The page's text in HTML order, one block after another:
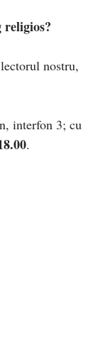
nostru,
interfon 3; cu
.